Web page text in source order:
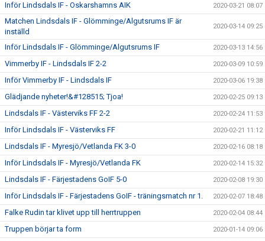
Inför Lindsdals IF - Oskarshamns AIK 2020-03-21 08:07
Matchen Lindsdals IF - Glömminge/Algutsrums IF är
inställd
2020-03-14 09:25
Inför Lindsdals IF - Glömminge/Algutsrums IF 2020-03-13 14:56
Vimmerby IF - Lindsdals IF 2-2 2020-03-09 10:59
Inför Vimmerby IF - Lindsdals IF 2020-03-06 19:38
Glädjande nyheter!&#128515; Tjoa! 2020-02-25 09:13
Lindsdals IF - Västerviks FF 2-2 2020-02-24 11:53
Inför Lindsdals IF - Västerviks FF 2020-02-21 11:12
Lindsdals IF - Myresjö/Vetlanda FK 3-0 2020-02-16 08:18
Inför Lindsdals IF - Myresjö/Vetlanda FK 2020-02-14 15:32
Lindsdals IF - Färjestadens GoIF 5-0 2020-02-08 19:30
Inför Lindsdals IF - Färjestadens GoIF - träningsmatch nr 1. 2020-02-07 18:48
Falke Rudin tar klivet upp till herrtruppen 2020-02-04 08:44
Truppen börjar ta form 2020-01-14 09:06